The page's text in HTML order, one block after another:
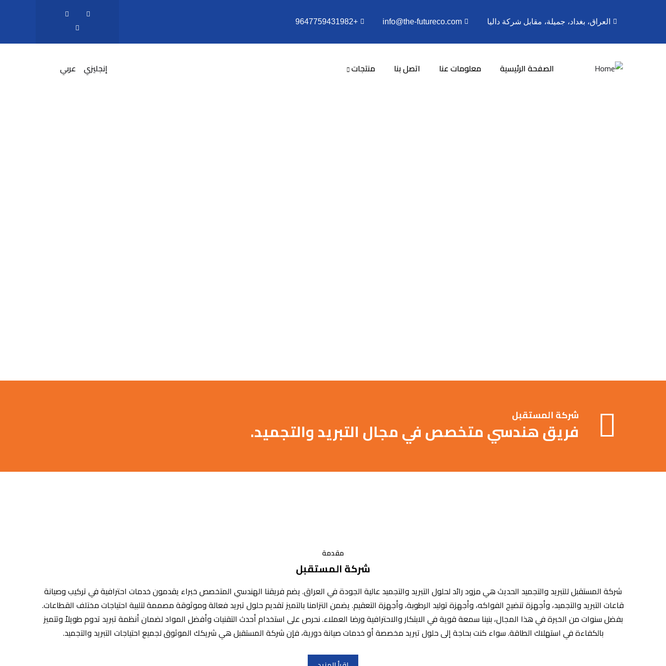
العراق، بغداد، جميلة، مقابل شركة داليا info@the-futureco.com
+9647759431982
الصفحة الرئيسية معلومات عنا اتصل بنا منتجات إنجليزي عربي
شركة المستقبل
فريق هندسي متخصص في مجال التبريد والتجميد.
مقدمة
شركة المستقبل
شركة المستقبل للتبريد والتجميد الحديث هي مزود رائد لحلول التبريد والتجميد عالية الجودة في العراق. يضم فريقنا الهندسي المتخصص خبراء يقدمون خدمات احترافية في تركيب وصيانة
قاعات التبريد والتجميد، وأجهزة تنضيج الفواكه، وأجهزة توليد الرطوبة، وأجهزة التعقيم. يضمن التزامنا بالتميز تقديم حلول تبريد فعالة وموثوقة مصممة لتلبية احتياجات مختلف القطاعات.
بفضل سنوات من الخبرة في هذا المجال، بنينا سمعة قوية في الابتكار والاحترافية ورضا العملاء. نحرص على استخدام أحدث التقنيات وأفضل المواد لضمان أنظمة تبريد تدوم طويلاً وتتميز
بالكفاءة في استهلاك الطاقة. سواء كنت بحاجة إلى حلول تبريد مخصصة أو خدمات صيانة دورية، فإن شركة المستقبل هي شريكك الموثوق لجميع احتياجات التبريد والتجميد.